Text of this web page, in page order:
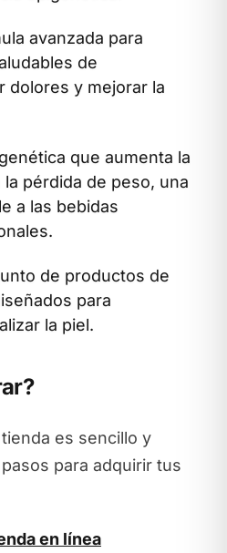
avanzada para
de
dolores y mejorar la
que aumenta la
pérdida de peso, una
a las bebidas
de productos de
para
la piel.
es sencillo y
para adquirir tus
en línea